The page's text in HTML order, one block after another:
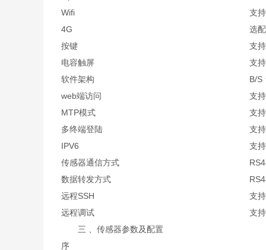
Wifi
支持
4G
选配
按键
支持
电容触屏
支持
软件架构
B/
web端访问
支
MTP模式
支
多终端登陆
支
IPV6
支
传感器通信方式
数据转发方式
远程SSH
支
远程调试
支
三 、传感器参数及配置
序